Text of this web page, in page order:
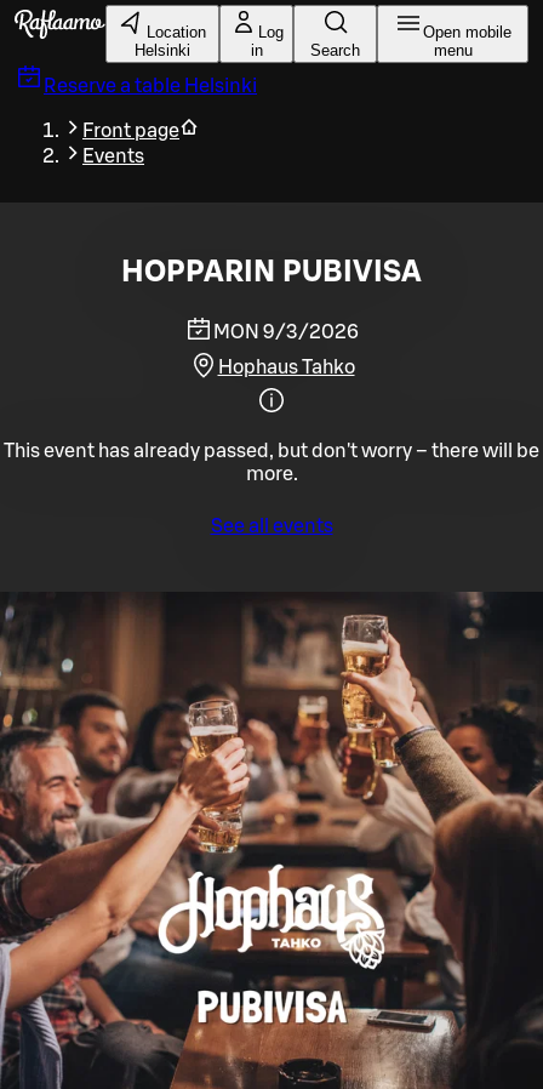
Skip to main content
Location
Helsinki
Log
in
Search
Open mobile
menu
Reserve a table Helsinki
Front page
Events
HOPPARIN PUBIVISA
MON 9/3/2026
Hophaus Tahko
This event has already passed, but don't worry – there will be
more.
See all events